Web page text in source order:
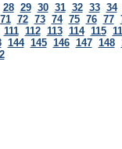
28 29 30 31 32 33 34
71 72 73 74 75 76 77
111 112 113 114 115
144 145 146 147 148